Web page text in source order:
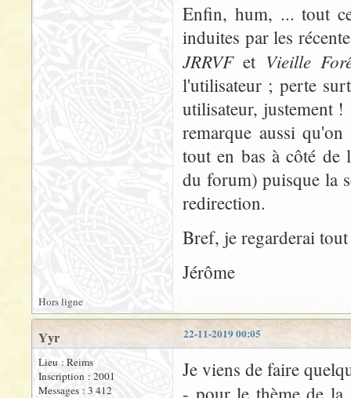
Enfin, hum, ... tout
induites par les
JRRVFet Vieille
l'utilisateur ; perte
utilisateur, justement
remarque aussi
tout en bas à côté de
du forum) puisque la
redirection.
Bref, je regarderai
Jérôme
Hors ligne
22-11-2019 00:05
Yyr
Lieu : Reims
Inscription : 2001
Messages : 3 412
Je viens de faire
- pour le thème de la